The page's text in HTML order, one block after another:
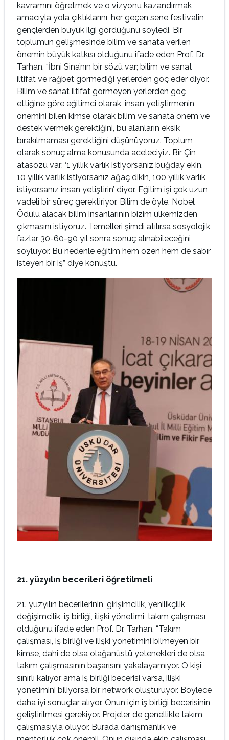
kavramını öğretmek ve o vizyonu kazandırmak
amacıyla yola çıktıklarını, her geçen sene festivalin
gençlerden büyük ilgi gördüğünü söyledi. Bir
toplumun gelişmesinde bilim ve sanata verilen
önemin büyük katkısı olduğunu ifade eden Prof. Dr.
Tarhan, “İbni Sina’nın bir sözü var; bilim ve sanat
iltifat ve rağbet görmediği yerlerden göç eder diyor.
Bilim ve sanat iltifat görmeyen yerlerden göç
ettiğine göre eğitimci olarak, insan yetiştirmenin
önemini bilen kimse olarak bilim ve sanata önem ve
destek vermek gerektiğini, bu alanların eksik
bırakılmaması gerektiğini düşünüyoruz. Toplum
olarak sonuç alma konusunda aceleciyiz. Bir Çin
atasözü var; ‘1 yıllık varlık istiyorsanız buğday ekin,
10 yıllık varlık istiyorsanız ağaç dikin, 100 yıllık varlık
istiyorsanız insan yetiştirin’ diyor. Eğitim işi çok uzun
vadeli bir süreç gerektiriyor. Bilim de öyle. Nobel
Ödülü alacak bilim insanlarının bizim ülkemizden
çıkmasını istiyoruz. Temelleri şimdi atılırsa sosyolojik
fazlar 30-60-90 yıl sonra sonuç alınabileceğini
söylüyor. Bu nedenle eğitim hem özen hem de sabır
isteyen bir iş” diye konuştu.
21. yüzyılın becerileri öğretilmeli
21. yüzyılın becerilerinin, girişimcilik, yenilikçilik,
değişimcilik, iş birliği, ilişki yönetimi, takım çalışması
olduğunu ifade eden Prof. Dr. Tarhan, “Takım
çalışması, iş birliği ve ilişki yönetimini bilmeyen bir
kimse, dahi de olsa olağanüstü yetenekleri de olsa
takım çalışmasının başarısını yakalayamıyor. O kişi
sınırlı kalıyor ama iş birliği becerisi varsa, ilişki
yönetimini biliyorsa bir network oluşturuyor. Böylece
daha iyi sonuçlar alıyor. Onun için iş birliği becerisinin
geliştirilmesi gerekiyor. Projeler de genellikle takım
çalışmasıyla oluyor. Burada danışmanlık ve